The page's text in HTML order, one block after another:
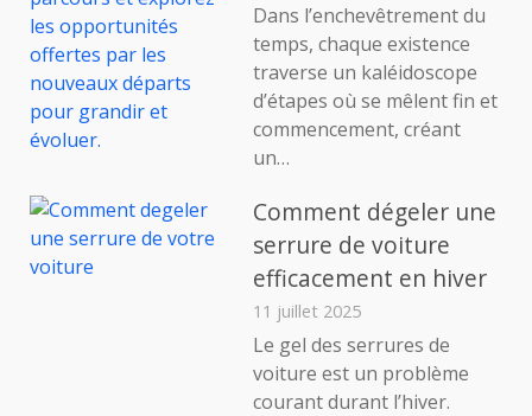
Dans l’enchevêtrement du
temps, chaque existence
traverse un kaléidoscope
d’étapes où se mêlent fin et
commencement, créant
un…
Comment dégeler une
serrure de voiture
efficacement en hiver
11 juillet 2025
Le gel des serrures de
voiture est un problème
courant durant l’hiver.